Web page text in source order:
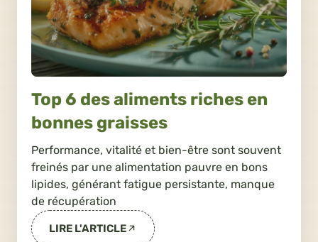
Top 6 des aliments riches en
bonnes graisses
Performance, vitalité et bien-être sont souvent
freinés par une alimentation pauvre en bons
lipides, générant fatigue persistante, manque
de récupération
LIRE L'ARTICLE